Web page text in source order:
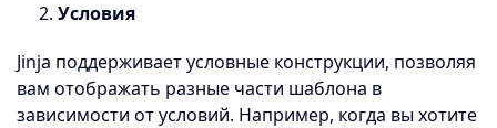
2. Условия
Jinja поддерживает условные конструкции, позволяя
вам отображать разные части шаблона в
зависимости от условий. Например, когда вы хотите